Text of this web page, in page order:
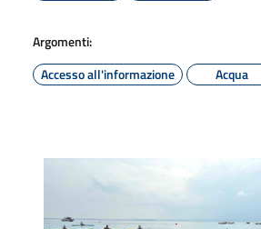
Argomenti:
Accesso all'informazione
Acqua